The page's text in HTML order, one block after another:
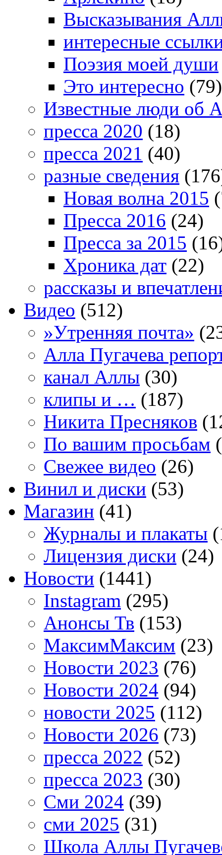
Высказывания
интересные
Поэзия моей души
Это интересно (79)
Известные люди об
пресса 2020 (18)
пресса 2021 (40)
разные сведения
Новая волна 2015
Пресса 2016 (24)
Пресса за 2015
Хроника дат (22)
рассказы и
Видео (512)
»Утренняя почта»
Алла Пугачева
канал Аллы (30)
клипы и … (187)
Никита Пресняков
По вашим просьбам
Свежее видео (26)
Винил и диски (53)
Магазин (41)
Журналы и плакаты
Лицензия диски (24)
Новости (1441)
Instagram (295)
Анонсы Тв (153)
МаксимМаксим (23)
Новости 2023 (76)
Новости 2024 (94)
новости 2025 (112)
Новости 2026 (73)
пресса 2022 (52)
пресса 2023 (30)
Сми 2024 (39)
сми 2025 (31)
Школа Аллы